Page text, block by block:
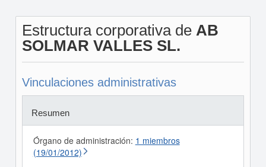
Estructura corporativa de AB
SOLMAR VALLES SL.
Vinculaciones administrativas
Resumen
Órgano de administración: 1 miembros
(19/01/2012)